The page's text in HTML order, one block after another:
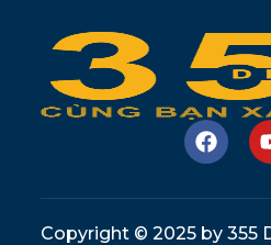
Copyright © 2025 by 355